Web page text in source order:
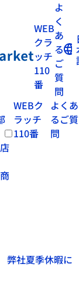
WEB
クラ
ッチ
110
番
よ
く
あ
る
ご
質
問
WEBク
ラッチ
110番
よくあ
るご質
問
社夏季休暇に